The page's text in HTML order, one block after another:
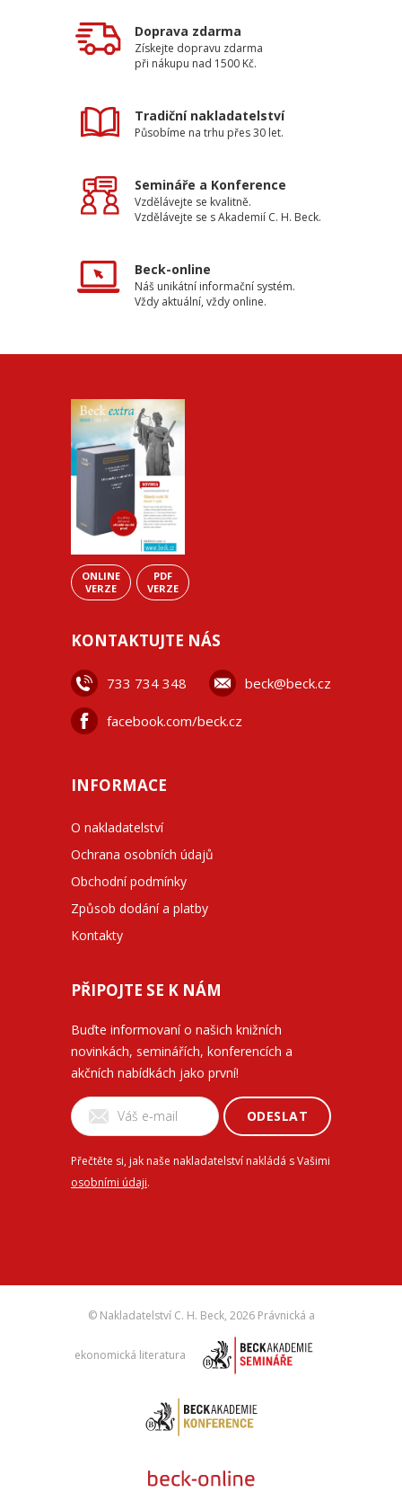
Doprava zdarma
Získejte dopravu zdarma
při nákupu nad 1500 Kč.
Tradiční nakladatelství
Působíme na trhu přes 30 let.
Semináře a Konference
Vzdělávejte se kvalitně.
Vzdělávejte se s Akademií C. H. Beck.
Beck-online
Náš unikátní informační systém.
Vždy aktuální, vždy online.
ONLINE
VERZE
PDF
VERZE
KONTAKTUJTE NÁS
733 734 348 beck@beck.cz
facebook.com/beck.cz
INFORMACE
O nakladatelství
Ochrana osobních údajů
Obchodní podmínky
Způsob dodání a platby
Kontakty
PŘIPOJTE SE K NÁM
Buďte informovaní o našich knižních
novinkách, seminářích, konferencích a
akčních nabídkách jako první!
ODESLAT
Přečtěte si, jak naše nakladatelství nakládá s Vašimi
osobními údaji.
© Nakladatelství C. H. Beck, 2026 Právnická a
ekonomická literatura